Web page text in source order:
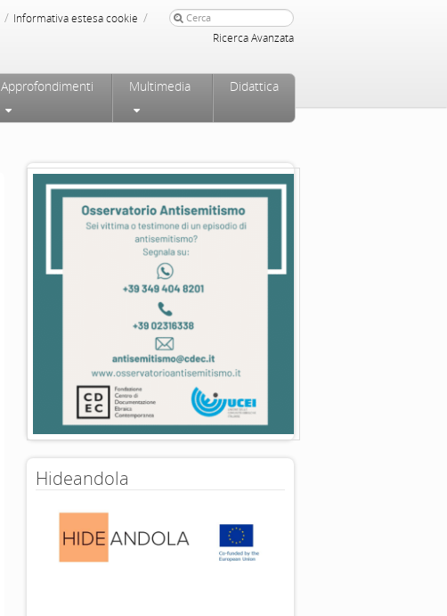
/ Informativa estesa cookie /
Ricerca Avanzata
Approfondimenti Multimedia Didattica
Hideandola